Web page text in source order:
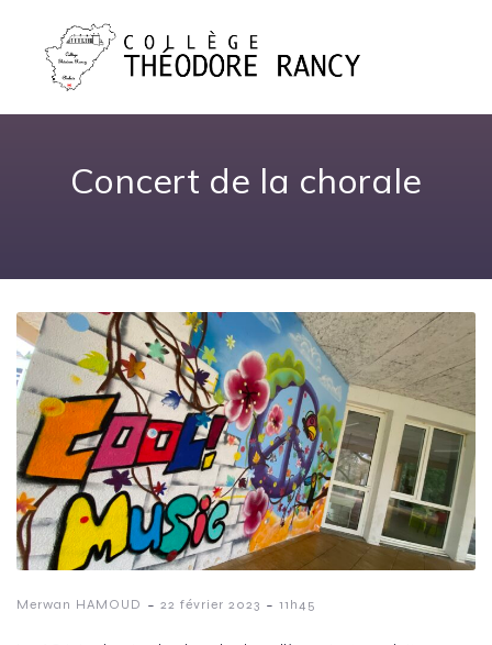
Concert de la chorale
Merwan HAMOUD - 22 février 2023 - 11h45